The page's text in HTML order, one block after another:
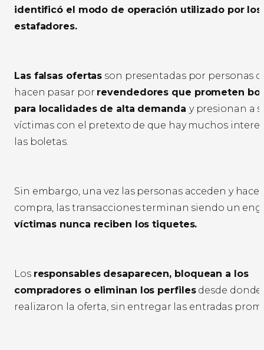
identificó el modo de operación utilizado por los
estafadores.
Las falsas ofertas son presentadas por personas
hacen pasar por revendedores que prometen
para localidades de alta demanda y presionan a
víctimas con el pretexto de que hay muchos
las boletas.
Sin embargo, una vez las personas acceden y
compra, las transacciones terminan siendo un
víctimas nunca reciben los tiquetes.
Los responsables desaparecen, bloquean a los
compradores o eliminan los perfilesdesde donde
realizaron la oferta, sin entregar las entradas